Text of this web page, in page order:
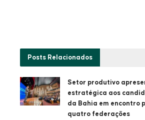
Posts Relacionados
Setor produtivo
estratégica aos
da Bahia em encontro
quatro federações